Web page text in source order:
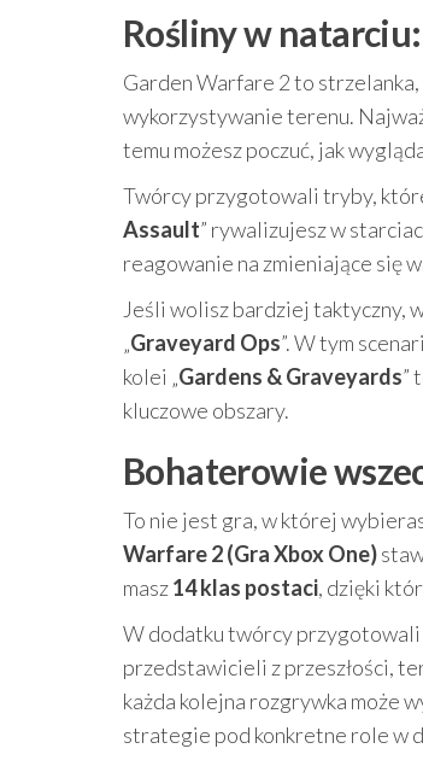
Rośliny w
Garden Warfare 2 to
wykorzystywanie terenu.
temu możesz poczuć, jak
Twórcy przygotowali tryby,
Assault” rywalizujesz w
reagowanie na zmieniające się
Jeśli wolisz bardziej taktyczny,
„Graveyard Ops”. W tym
kolei „Gardens & Graveyards”
kluczowe obszary.
Bohaterowie
To nie jest gra, w której
Warfare 2 (Gra Xbox One)
masz14 klas postaci, dzięki
W dodatku twórcy przygotowali
przedstawicieli z przeszłości,
każda kolejna rozgrywka może
strategie pod konkretne role w